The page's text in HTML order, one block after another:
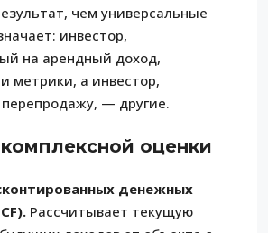
чем универсальные
инвестор,
на арендный доход,
метрики, а инвестор,
— другие.
оценки
денежных
Рассчитывает текущую